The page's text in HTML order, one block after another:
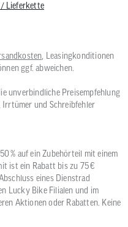
/ Lieferkette
, Leasingkonditionen
ggf. abweichen.
unverbindliche Preisempfehlung
Irrtümer und Schreibfehler
% auf ein Zubehörteil mit einem
ist ein Rabatt bis zu 75 €
eines Dienstrad
Lucky Bike Filialen und im
Aktionen oder Rabatten. Keine